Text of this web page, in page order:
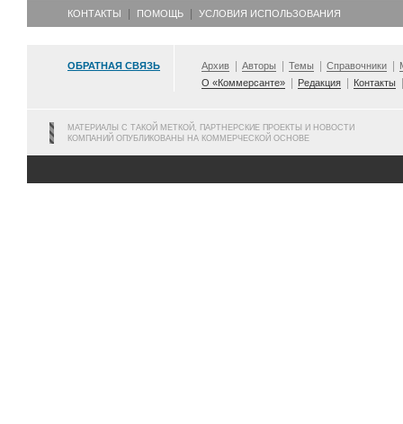
КОНТАКТЫ ПОМОЩЬ УСЛОВИЯ ИСПОЛЬЗОВАНИЯ
ОБРАТНАЯ СВЯЗЬ Архив Авторы Темы Справочники
О «Коммерсанте»
Редакция Контакты
МАТЕРИАЛЫ С ТАКОЙ МЕТКОЙ, ПАРТНЕРСКИЕ ПРОЕКТЫ И НОВОСТИ
КОМПАНИЙ ОПУБЛИКОВАНЫ НА КОММЕРЧЕСКОЙ ОСНОВЕ